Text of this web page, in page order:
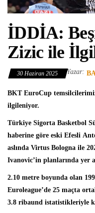
İDDİA:
Zizic ile
30 Haziran 2025 Yazar:
BKT EuroCup
ilgileniyor.
Türkiye Sigorta Basketbol
haberine göre eski Efesli
aslında Virtus Bologna ile
Ivanovic’in planlarında yer
2.10 metre boyunda olan
Euroleague’de 25 maçta
3.8 ribaund istatistikleriyle